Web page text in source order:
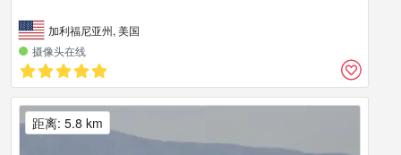
加利福尼亚州, 美国
摄像头在线
距离: 5.8 km